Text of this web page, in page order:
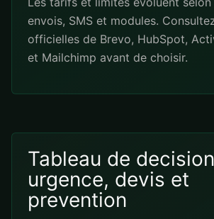
envois, SMS et modules.
officielles de Brevo, HubSpot,
et Mailchimp avant de choisir.
Tableau de
urgence, devis et
prevention